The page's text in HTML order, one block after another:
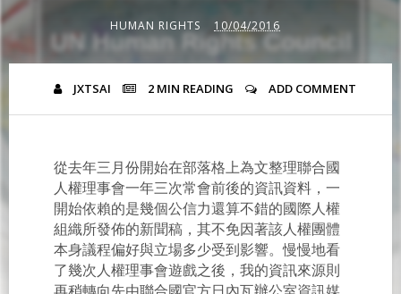
HUMAN RIGHTS 10/04/2016
JXTSAI 2 MIN READING ADD COMMENT
從去年三月份開始在部落格上為文整理聯合國
人權理事會一年三次常會前後的資訊資料，一
開始依賴的是幾個公信力還算不錯的國際人權
組織所發佈的新聞稿，其不免因著該人權團體
本身議程偏好與立場多少受到影響。慢慢地看
了幾次人權理事會遊戲之後，我的資訊來源則
再稍轉向先由聯合國官方日內瓦辦公室資訊媒